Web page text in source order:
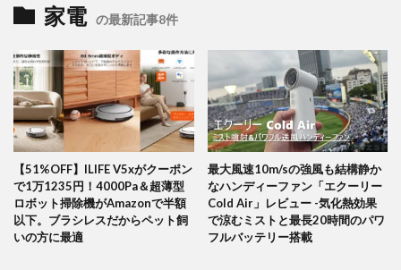
家電 の最新記事8件
【51%OFF】ILIFE V5xがクーポン
で1万1235円！4000Pa＆超薄型
ロボット掃除機がAmazonで半額
以下。ブラシレスだからペット飼
いの方に最適
最大風速10m/sの強風も結構静か
なハンディーファン「エクーリー
Cold Air」レビュー -気化熱効果
で涼むミストと最長20時間のパワ
フルバッテリー搭載